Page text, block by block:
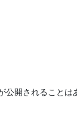
公開されることは